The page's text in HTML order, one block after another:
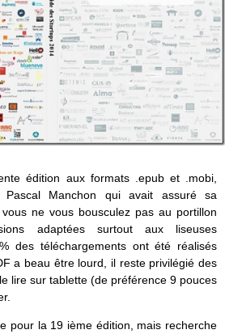
édition aux formats .epub et .mobi,
Manchon qui avait assuré sa
ne vous bousculez pas au portillon
adaptées surtout aux liseuses
des téléchargements ont été réalisés
a beau être lourd, il reste privilégié des
lire sur tablette (de préférence 9 pouces
pour la 19 ième édition, mais recherche